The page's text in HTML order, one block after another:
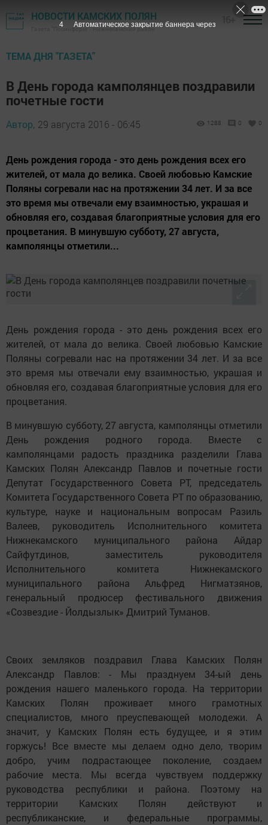
НОВОСТИ КАМСКИХ ПОЛЯН
Газета "Посинформ" - Нижнекамский район
ТЕМА ДНЯ "ГАЗЕТА"
В День города камполянцев поздравили
почетные гости
Автор, 29 августа 2016 - 06:45 1288 0 0
День рождения города - это день рождения всех его
жителей, от мала до велика. Своей любовью Камские
Поляны согревали нас на протяжении 34 лет. И за все
это время мы отвечали ему взаимностью, украшая и
обновляя его, создавая благоприятные условия для его
процветания. В минувшую субботу, 27 августа,
камполянцы отметили...
День рождения города - это день рождения всех его
жителей, от мала до велика. Своей любовью Камские
Поляны согревали нас на протяжении 34 лет. И за все
это время мы отвечали ему взаимностью, украшая и
обновляя его, создавая благоприятные условия для его
процветания.
В минувшую субботу, 27 августа, камполянцы отметили
День рождения родного города. Вместе с
камполянцами радость праздника разделили Глава
Камских Полян Александр Павлов и почетные гости
Депутат Государственного Совета РТ, председатель
Комитета Государственного Совета РТ по образованию,
культуре, науке и национальным вопросам Разиль
Валеев, руководитель Исполнительного комитета
Нижнекамского муниципального района Айдар
Сайфутдинов, заместитель руководителя
Исполнительного комитета Нижнекамского
муниципального района Альфред Нигматзянов,
генеральный продюсер фестивального движения
«Созвездие - Йолдызлык» Дмитрий Туманов.
Своих земляков поздравил Глава Камских Полян
Александр Павлов: - Мы празднуем 34-ый день
рождения нашего маленького города. На территории
Камских Полян проживает много грамотных
специалистов, много преуспевающей молодежи. А
значит, у Камских Полян есть будущее, и я этим
горжусь! Все вместе мы делаем одно дело, творим
добро, учим подрастающее поколение, создаем
рабочие места. Мы всегда чувствуем поддержку
руководства республики и района. Поэтому на
территории Камских Полян действуют и
республиканские, и федеральные программы,
3 Автоматическое закрытие баннера через